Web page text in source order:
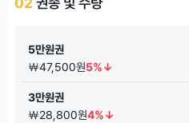
5만원권
￦47,500원5%↓
3만원권
￦28,800원4%↓